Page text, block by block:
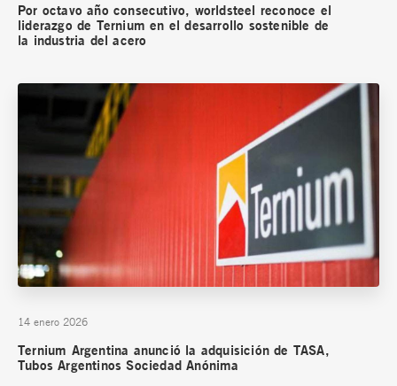
Por octavo año consecutivo, worldsteel reconoce el
liderazgo de Ternium en el desarrollo sostenible de
la industria del acero
14 enero 2026
Ternium Argentina anunció la adquisición de TASA,
Tubos Argentinos Sociedad Anónima